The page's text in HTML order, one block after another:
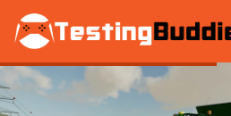
Zum Hauptinhalt springen